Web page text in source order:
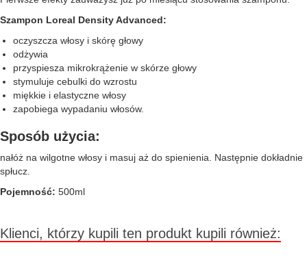
Szampon Loreal Density Advanced:
oczyszcza włosy i skórę głowy
odżywia
przyspiesza mikrokrążenie w skórze głowy
stymuluje cebulki do wzrostu
miękkie i elastyczne włosy
zapobiega wypadaniu włosów.
Sposób użycia:
nałóż na wilgotne włosy i masuj aż do spienienia. Następnie dokładnie
spłucz.
Pojemność: 500ml
Klienci, którzy kupili ten produkt kupili również: